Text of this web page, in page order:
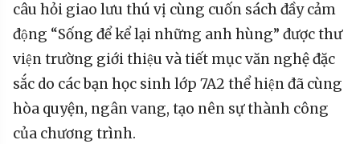
câu hỏi giao lưu thú vị cùng cuốn sách đầy cảm
động “Sống để kể lại những anh hùng” được thư
viện trường giới thiệu và tiết mục văn nghệ đặc
sắc do các bạn học sinh lớp 7A2 thể hiện đã cùng
hòa quyện, ngân vang, tạo nên sự thành công
của chương trình.